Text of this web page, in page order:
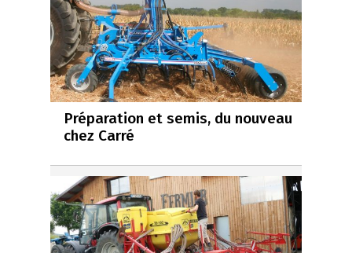
Préparation et semis, du nouveau
chez Carré